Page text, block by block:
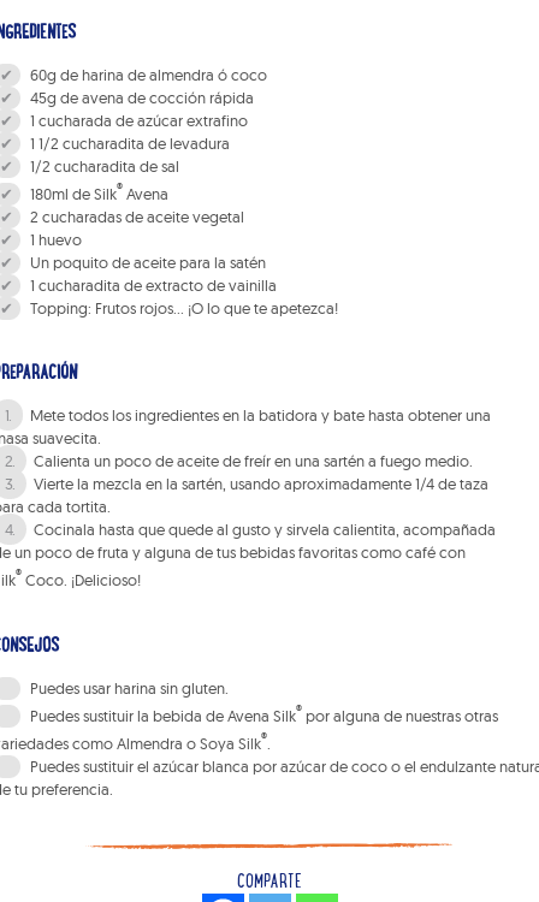
60g de harina de almendra ó coco
45g de avena de cocción rápida
1 cucharada de azúcar extrafino
1 1/2 cucharadita de levadura
1/2 cucharadita de sal
180ml de Silk®Avena
2 cucharadas de aceite vegetal
1 huevo
Un poquito de aceite para la satén
1 cucharadita de extracto de vainilla
Topping: Frutos rojos… ¡O lo que te apetezca!
Mete todos los ingredientes en la batidora y bate hasta obtener una
suavecita.
Calienta un poco de aceite de freír en una sartén a fuego medio.
Vierte la mezcla en la sartén, usando aproximadamente 1/4 de taza
cada tortita.
Cocinala hasta que quede al gusto y sirvela calientita, acompañada
un poco de fruta y alguna de tus bebidas favoritas como café con
® Coco. ¡Delicioso!
Puedes usar harina sin gluten.
Puedes sustituir la bebida de Avena Silk®por alguna de nuestras otras
como Almendra o Soya Silk®.
Puedes sustituir el azúcar blanca por azúcar de coco o el endulzante
tu preferencia.
COMPARTE